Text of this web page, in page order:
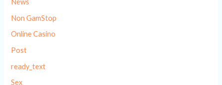
News
Non GamStop
Online Casino
Post
ready_text
Sex